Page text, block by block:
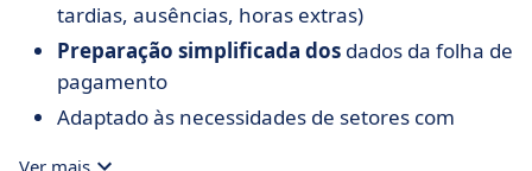
tardias, ausências, horas extras)
Preparação simplificada dos dados da folha de
pagamento
Adaptado às necessidades de setores com
Ver mais